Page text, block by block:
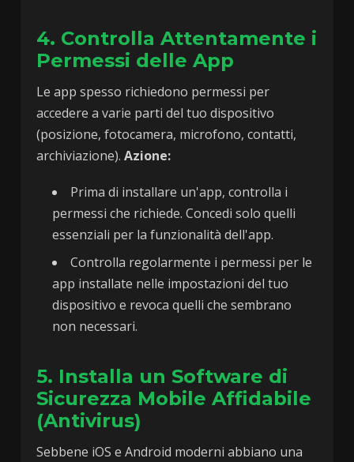
4. Controlla Attentamente i
Permessi delle App
Le app spesso richiedono permessi per
accedere a varie parti del tuo dispositivo
(posizione, fotocamera, microfono, contatti,
archiviazione).Azione:
Prima di installare un'app, controlla i
permessi che richiede. Concedi solo quelli
essenziali per la funzionalità dell'app.
Controlla regolarmente i permessi per le
app installate nelle impostazioni del tuo
dispositivo e revoca quelli che sembrano
non necessari.
5. Installa un Software di
Sicurezza Mobile Affidabile
(Antivirus)
Sebbene iOS e Android moderni abbiano una